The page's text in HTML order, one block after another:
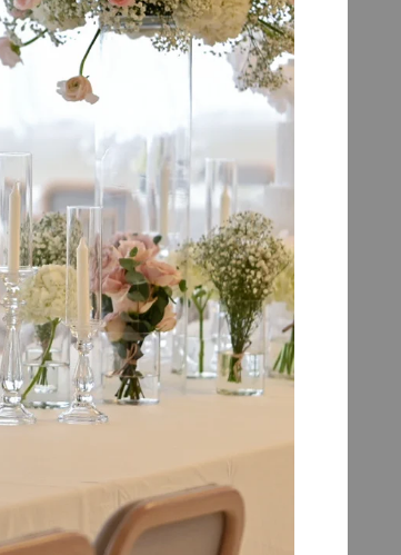
26
un paesaggio naturale e i
ci consente di offrirvi
concktails e appetizers, uno
Chiama